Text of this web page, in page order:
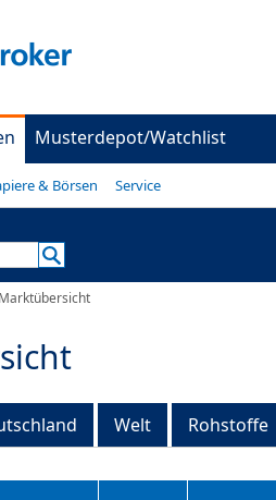
Musterdepot/Watchlist
& Börsen Service
Marktübersicht
Welt Rohstoffe